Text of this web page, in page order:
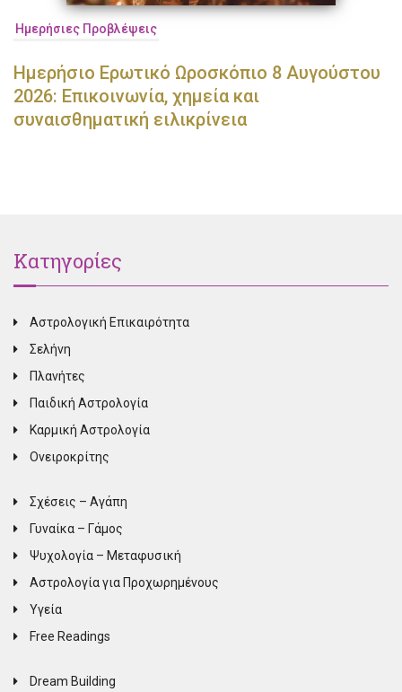
Ημερήσιες Προβλέψεις
Ημερήσιο Ερωτικό Ωροσκόπιο 8 Αυγούστου
2026: Επικοινωνία, χημεία και
συναισθηματική ειλικρίνεια
Κατηγορίες
Αστρολογική Επικαιρότητα
Σελήνη
Πλανήτες
Παιδική Αστρολογία
Καρμική Αστρολογία
Ονειροκρίτης
Σχέσεις – Αγάπη
Γυναίκα – Γάμος
Ψυχολογία – Μεταφυσική
Αστρολογία για Προχωρημένους
Υγεία
Free Readings
Dream Building